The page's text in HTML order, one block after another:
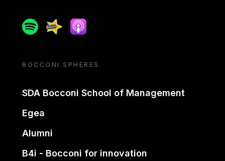
SpotifySpreakerApple podcast
BOCCONI SPHERES
SDA Bocconi School of Management
Egea
Alumni
B4i - Bocconi for innovation